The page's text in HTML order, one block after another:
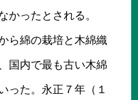
かったとされる。
ら綿の栽培と木綿織
国内で最も古い木綿
った。永正７年（１